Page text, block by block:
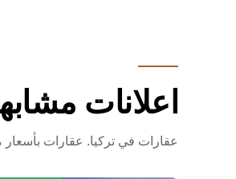
اعلانات
عقارات في تركيا. عقارات بأسعار